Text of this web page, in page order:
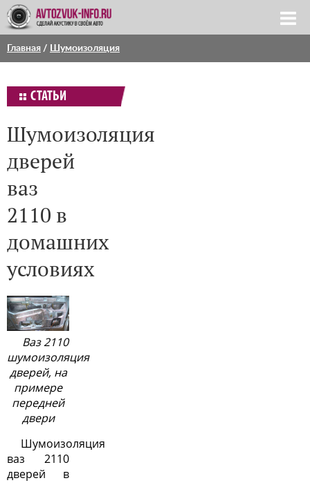
Главная / Шумоизоляция
СТАТЬИ
Шумоизоляция
дверей
ваз
2110 в
домашних
условиях
Ваз 2110
шумоизоляция
дверей, на
примере
передней
двери
Шумоизоляция
ваз 2110
дверей в